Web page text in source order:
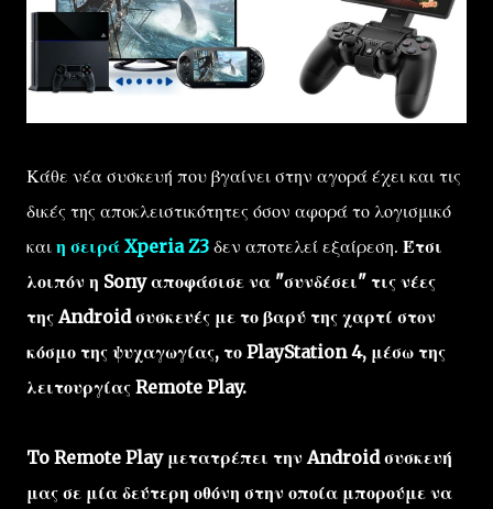
Κάθε νέα συσκευή που βγαίνει στην αγορά έχει και τις
δικές της αποκλειστικότητες όσον αφορά το λογισμικό
και η σειρά Xperia Z3 δεν αποτελεί εξαίρεση. Έτσι
λοιπόν η Sony αποφάσισε να "συνδέσει" τις νέες
της Android συσκευές με το βαρύ της χαρτί στον
κόσμο της ψυχαγωγίας, το PlayStation 4, μέσω της
λειτουργίας Remote Play.
To Remote Play μετατρέπει την Android συσκευή
μας σε μία δεύτερη οθόνη στην οποία μπορούμε να